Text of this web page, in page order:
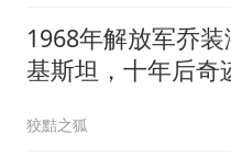
1968年解放军乔
基斯坦，十年后奇
狡黠之狐